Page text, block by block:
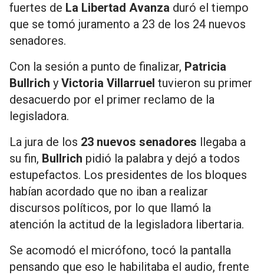
fuertes de La Libertad Avanza duró el tiempo
que se tomó juramento a 23 de los 24 nuevos
senadores.
Con la sesión a punto de finalizar, Patricia
Bullrich y Victoria Villarruel tuvieron su primer
desacuerdo por el primer reclamo de la
legisladora.
La jura de los 23 nuevos senadores llegaba a
su fin, Bullrich pidió la palabra y dejó a todos
estupefactos. Los presidentes de los bloques
habían acordado que no iban a realizar
discursos políticos, por lo que llamó la
atención la actitud de la legisladora libertaria.
Se acomodó el micrófono, tocó la pantalla
pensando que eso le habilitaba el audio, frente